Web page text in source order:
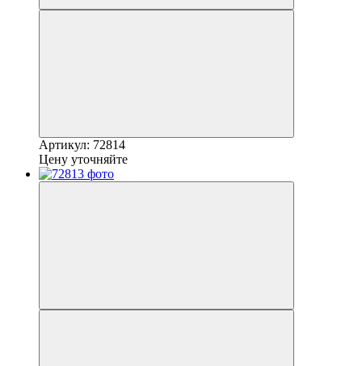
Артикул: 72814
Цену уточняйте